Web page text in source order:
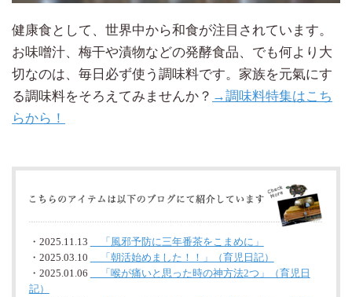
健康食として、世界中から和食が注目されています。
お味噌汁、梅干や漬物などの発酵食品、でも何より大
切なのは、毎日必ず使う調味料です。家族を元氣にす
る調味料をそろえてみませんか？ →調味料特集はこち
らから！
・2025.11.13
「風邪予防に三年番茶をこまめに」
・2025.03.10
「朝活始めました！！」（育児日記）
・2025.01.06
「喉が痛いと思った時の神方法2つ」（育児日
記）